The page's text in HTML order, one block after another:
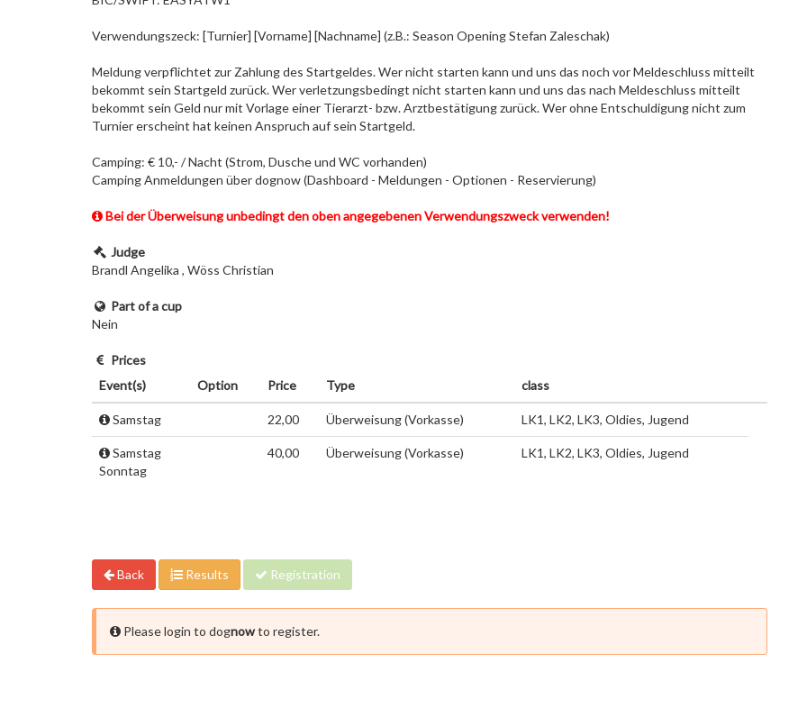
Verwendungszeck: [Turnier] [Vorname] [Nachname] (z.B.: Season Opening Stefan Zaleschak)
Meldung verpflichtet zur Zahlung des Startgeldes. Wer nicht starten kann und uns das noch vor Meldeschluss mitteilt
bekommt sein Startgeld zurück. Wer verletzungsbedingt nicht starten kann und uns das nach Meldeschluss mitteilt
bekommt sein Geld nur mit Vorlage einer Tierarzt- bzw. Arztbestätigung zurück. Wer ohne Entschuldigung nicht zum
Turnier erscheint hat keinen Anspruch auf sein Startgeld.
Camping: € 10,- / Nacht (Strom, Dusche und WC vorhanden)
Camping Anmeldungen über dognow (Dashboard - Meldungen - Optionen - Reservierung)
Bei der Überweisung unbedingt den oben angegebenen Verwendungszweck verwenden!
Judge
Brandl Angelika , Wöss Christian
Part of a cup
Nein
Prices
Event(s)
Option Price Type class
Samstag 22,00 Überweisung (Vorkasse) LK1, LK2, LK3, Oldies, Jugend
Samstag
Sonntag
40,00 Überweisung (Vorkasse) LK1, LK2, LK3, Oldies, Jugend
Back Results Registration
Please login to dognowto register.